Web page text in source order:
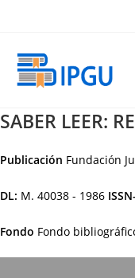
SABER LEER:
Publicación Fundación
DL: M. 40038 - 1986
Fondo Fondo